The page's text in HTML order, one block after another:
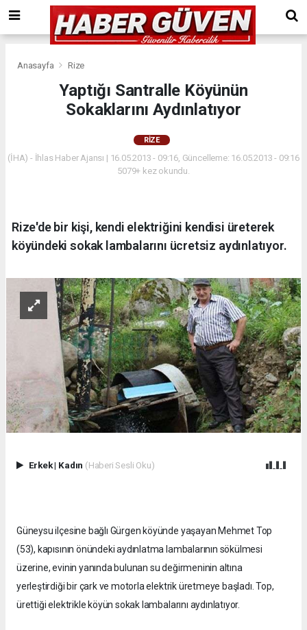
Anasayfa Rize
Yaptığı Santralle Köyünün
Sokaklarını Aydınlatıyor
RIZE
(İHA) - İhlas Haber Ajansı | 16.05.2013 - 09:16, Güncelleme: 16.05.2013 - 09:16
5079+ kez okundu.
Rize'de bir kişi, kendi elektriğini kendisi üreterek
köyündeki sokak lambalarını ücretsiz aydınlatıyor.
Erkek| Kadın (Haberi Sesli Oku)
Güneysu ilçesine bağlı Gürgen köyünde yaşayan Mehmet Top
(53), kapısının önündeki aydınlatma lambalarının sökülmesi
üzerine, evinin yanında bulunan su değirmeninin altına
yerleştirdiği bir çark ve motorla elektrik üretmeye başladı. Top,
ürettiği elektrikle köyün sokak lambalarını aydınlatıyor.